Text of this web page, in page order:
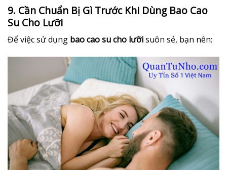
9. Cần Chuẩn Bị Gì Trước Khi Dùng Bao Cao
Su Cho Lưỡi
Để việc sử dụng bao cao su cho lưỡisuôn sẻ, bạn nên: